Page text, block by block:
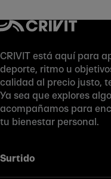
CRIVIT está aquí para
deporte, ritmo u
calidad al precio justo,
Ya sea que explores
acompañamos para
tu bienestar personal.
Surtido